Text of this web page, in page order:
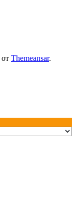
от Themeansar.